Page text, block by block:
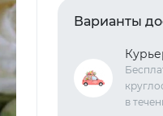
Варианты
в